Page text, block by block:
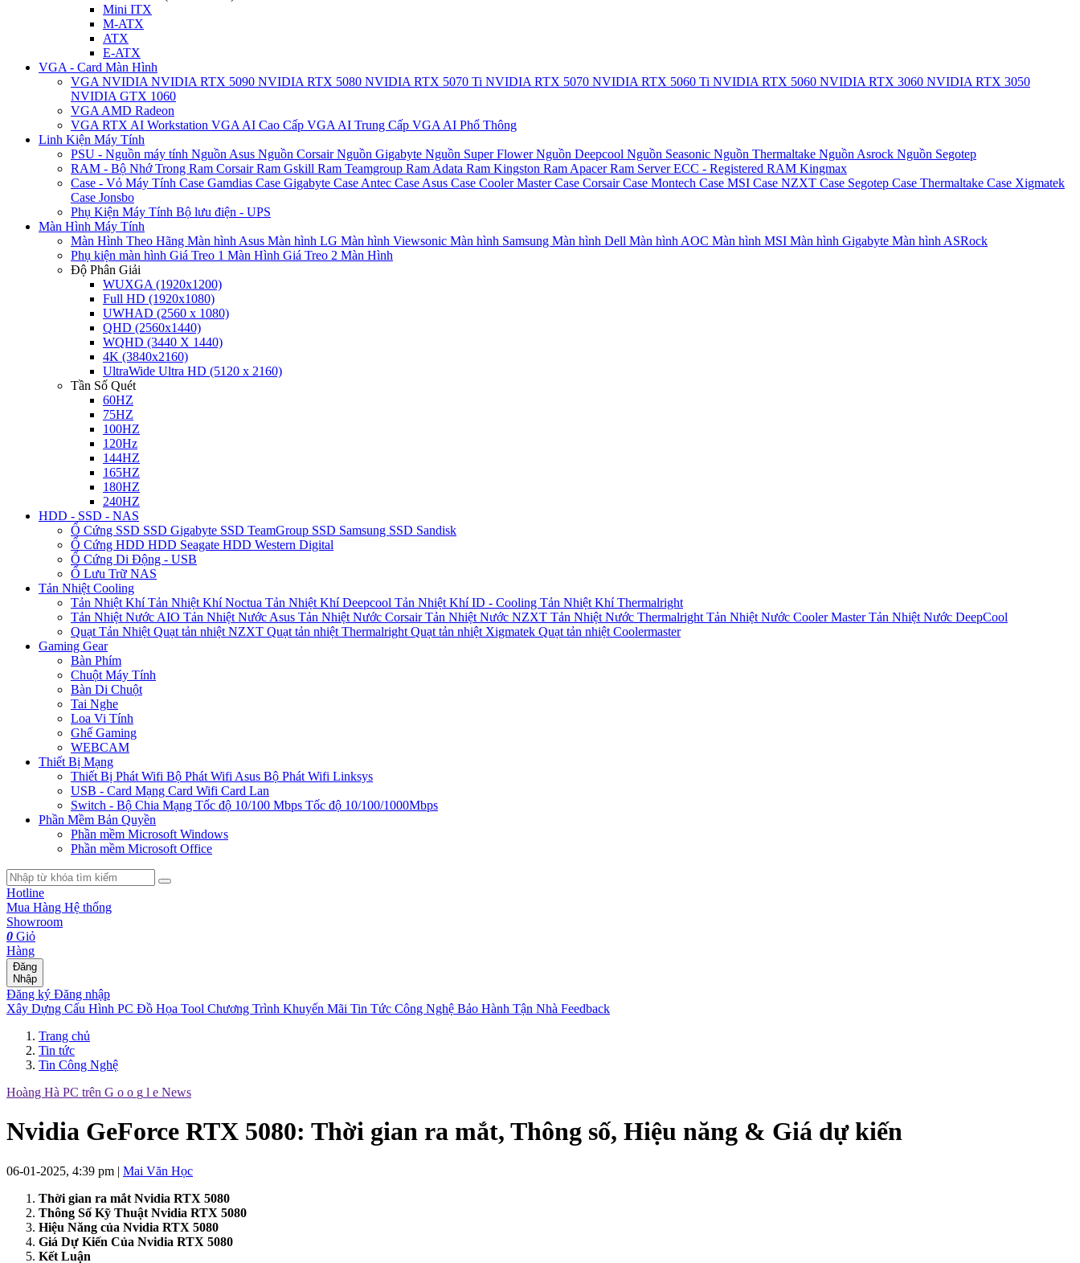
Mini ITX
M-ATX
ATX
E-ATX
VGA - Card Màn Hình
VGA NVIDIA NVIDIA RTX 5090 NVIDIA RTX 5080 NVIDIA RTX 5070 Ti NVIDIA RTX 5070 NVIDIA RTX 5060 Ti NVIDIA RTX 5060 NVIDIA RTX 3060 NVIDIA RTX 3050
NVIDIA GTX 1060
VGA AMD Radeon
VGA RTX AI Workstation VGA AI Cao Cấp VGA AI Trung Cấp VGA AI Phổ Thông
Linh Kiện Máy Tính
PSU - Nguồn máy tính Nguồn Asus Nguồn CorsairNguồn Gigabyte Nguồn Super FlowerNguồn Deepcool Nguồn Seasonic Nguồn Thermaltake Nguồn Asrock Nguồn Segotep
RAM - Bộ Nhớ Trong Ram CorsairRam Gskill Ram Teamgroup Ram Adata Ram Kingston Ram ApacerRam Server ECC - Registered RAM Kingmax
Case - Vỏ Máy Tính Case Gamdias Case Gigabyte Case Antec Case Asus Case Cooler MasterCase CorsairCase Montech Case MSI Case NZXT Case Segotep Case Thermaltake Case Xigmatek
Case Jonsbo
Phụ Kiện Máy Tính Bộ lưu điện - UPS
Màn Hình Máy Tính
Màn Hình Theo Hãng Màn hình Asus Màn hình LG Màn hình Viewsonic Màn hình Samsung Màn hình Dell Màn hình AOC Màn hình MSI Màn hình Gigabyte Màn hình ASRock
Phụ kiện màn hình Giá Treo 1 Màn Hình Giá Treo 2 Màn Hình
Độ Phân Giải
WUXGA (1920x1200)
Full HD (1920x1080)
UWHAD (2560 x 1080)
QHD (2560x1440)
WQHD (3440 X 1440)
4K (3840x2160)
UltraWide Ultra HD (5120 x 2160)
Tần Số Quét
60HZ
75HZ
100HZ
120Hz
144HZ
165HZ
180HZ
240HZ
HDD - SSD - NAS
Ổ Cứng SSD SSD Gigabyte SSD TeamGroup SSD Samsung SSD Sandisk
Ổ Cứng HDD HDD Seagate HDD Western Digital
Ổ Cứng Di Động - USB
Ổ Lưu Trữ NAS
Tản Nhiệt Cooling
Tản Nhiệt KhíTản Nhiệt Khí Noctua Tản Nhiệt Khí Deepcool Tản Nhiệt Khí ID - Cooling Tản Nhiệt Khí Thermalright
Tản Nhiệt Nước AIO Tản Nhiệt Nước Asus Tản Nhiệt Nước CorsairTản Nhiệt Nước NZXT Tản Nhiệt Nước Thermalright Tản Nhiệt Nước Cooler MasterTản Nhiệt Nước DeepCool
Quạt Tản Nhiệt Quạt tản nhiệt NZXT Quạt tản nhiệt Thermalright Quạt tản nhiệt Xigmatek Quạt tản nhiệt Coolermaster
Gaming Gear
Bàn Phím
Chuột Máy Tính
Bàn Di Chuột
Tai Nghe
Loa Vi Tính
Ghế Gaming
WEBCAM
Thiết Bị Mạng
Thiết Bị Phát Wifi Bộ Phát Wifi Asus Bộ Phát Wifi Linksys
USB - Card Mạng Card Wifi Card Lan
Switch - Bộ Chia Mạng Tốc độ 10/100 Mbps Tốc độ 10/100/1000Mbps
Phần Mềm Bản Quyền
Phần mềm Microsoft Windows
Phần mềm Microsoft Office
Hotline
Mua Hàng Hệ thống
Showroom
0 Giỏ
Hàng
Đăng
Nhập
Đăng ký Đăng nhập
Xây Dựng Cấu Hình PC Đồ Họa Tool Chương Trình Khuyến Mãi Tin Tức Công Nghệ Bảo Hành Tận Nhà Feedback
Trang chủ
Tin tức
Tin Công Nghệ
Hoàng Hà PC trên G o o g l e News
Nvidia GeForce RTX 5080: Thời gian ra mắt, Thông số, Hiệu năng & Giá dự kiến
06-01-2025, 4:39 pm | Mai Văn Học
Thời gian ra mắt Nvidia RTX 5080
Thông Số Kỹ Thuật Nvidia RTX 5080
Hiệu Năng của Nvidia RTX 5080
Giá Dự Kiến Của Nvidia RTX 5080
Kết Luận